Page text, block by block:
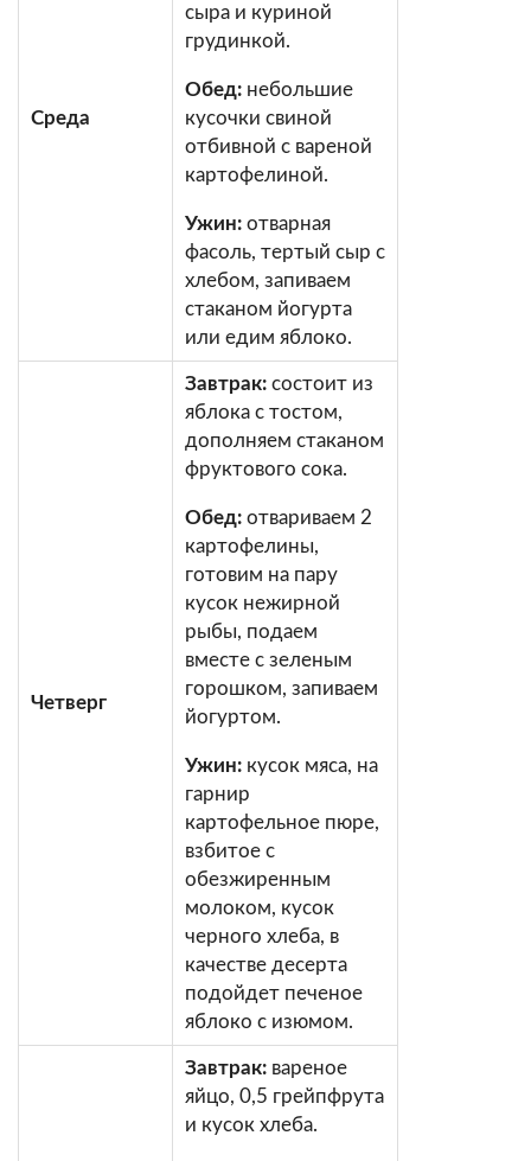
Среда
сыра и куриной
грудинкой.
Обед: небольшие
кусочки свиной
отбивной с вареной
картофелиной.
Ужин: отварная
фасоль, тертый сыр с
хлебом, запиваем
стаканом йогурта
или едим яблоко.
Четверг
Завтрак: состоит из
яблока с тостом,
дополняем стаканом
фруктового сока.
Обед: отвариваем 2
картофелины,
готовим на пару
кусок нежирной
рыбы, подаем
вместе с зеленым
горошком, запиваем
йогуртом.
Ужин: кусок мяса, на
гарнир
картофельное пюре,
взбитое с
обезжиренным
молоком, кусок
черного хлеба, в
качестве десерта
подойдет печеное
яблоко с изюмом.
Завтрак: вареное
яйцо, 0,5 грейпфрута
и кусок хлеба.